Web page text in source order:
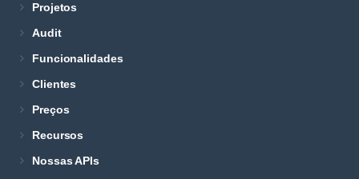
Projetos
Audit
Funcionalidades
Clientes
Preços
Recursos
Nossas APIs